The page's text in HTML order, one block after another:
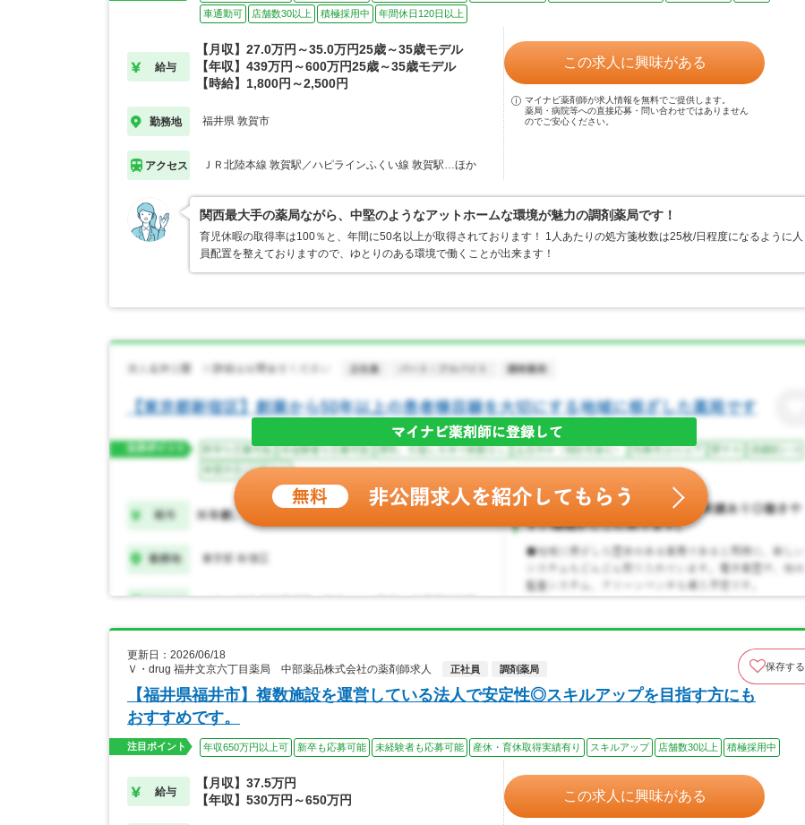
車通勤可
店舗数30以上 積極採用中 年間休日120日以上
給与
【月収】27.0万円～35.0万円25歳～35歳モデル
【年収】439万円～600万円25歳～35歳モデル
【時給】1,800円～2,500円
勤務地 福井県 敦賀市
アクセス ＪＲ北陸本線 敦賀駅／ハピラインふくい線 敦賀駅…ほか
この求人に興味がある
マイナビ薬剤師が求人情報を無料でご提供します。
薬局・病院等への直接応募・問い合わせではありません
のでご安心ください。
関西最大手の薬局ながら、中堅のようなアットホームな環境が魅力の調剤薬局です！
育児休暇の取得率は100％と、年間に50名以上が取得されております！ 1人あたりの処方箋枚数は25枚/日程度になるように人
員配置を整えておりますので、ゆとりのある環境で働くことが出来ます！
更新日：2026/06/18
Ｖ・drug 福井文京六丁目薬局 中部薬品株式会社の薬剤師求人
正社員 調剤薬局 保存する
【福井県福井市】複数施設を運営している法人で安定性◎スキルアップを目指す方にも
おすすめです。
注目ポイント 年収650万円以上可 新卒も応募可能 未経験者も応募可能 産休・育休取得実績有り スキルアップ 店舗数30以上 積極採用中
給与
【月収】37.5万円
【年収】530万円～650万円
この求人に興味がある